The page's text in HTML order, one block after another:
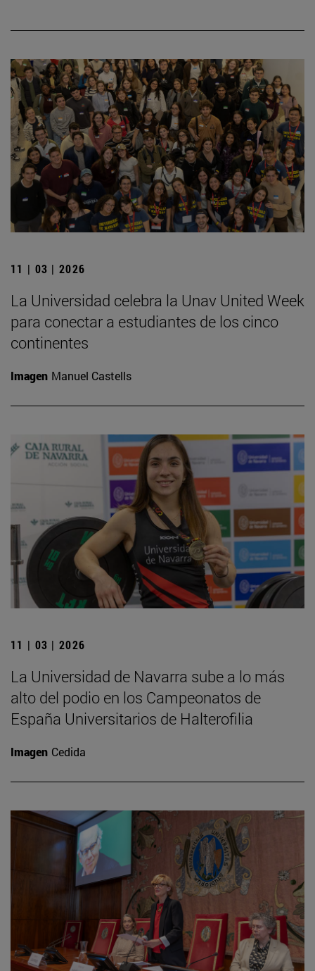
11 | 03 | 2026
La Universidad celebra la Unav United Week
para conectar a estudiantes de los cinco
continentes
Imagen Manuel Castells
11 | 03 | 2026
La Universidad de Navarra sube a lo más
alto del podio en los Campeonatos de
España Universitarios de Halterofilia
Imagen Cedida